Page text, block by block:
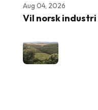
Aug 04, 2026
Vil norsk industri